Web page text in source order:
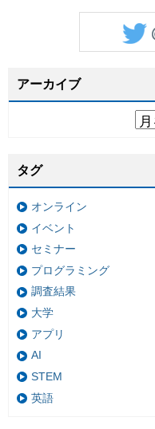
アーカイブ
タグ
オンライン
イベント
セミナー
プログラミング
調査結果
大学
アプリ
AI
STEM
英語